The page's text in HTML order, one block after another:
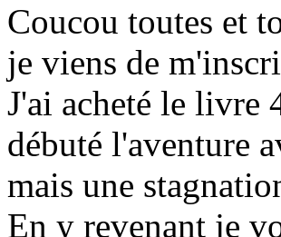
Coucou toutes et
je viens de
J'ai acheté le livre
débuté l'aventure
mais une
En y revenant je